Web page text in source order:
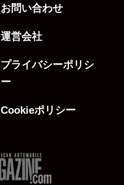
お問い合わせ
運営会社
プライバシーポリシ
ー
Cookieポリシー